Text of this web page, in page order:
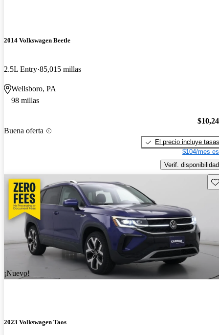
2014 Volkswagen Beetle
2.5L Entry 85,015 millas
Wellsboro, PA
98 millas
Buena oferta
El precio incluye tasas
$104/mes
Verif. disponibilidad
¡Nuevo!
2023 Volkswagen Taos